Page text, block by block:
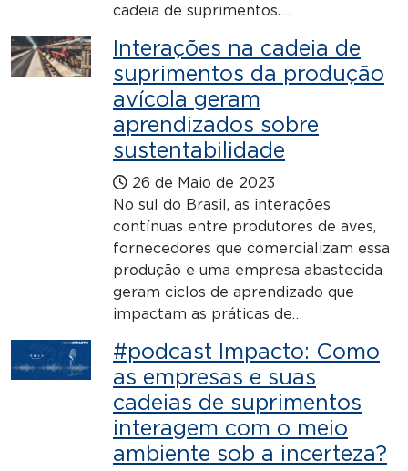
cadeia de suprimentos.…
Interações na cadeia de
suprimentos da produção
avícola geram
aprendizados sobre
sustentabilidade
26 de Maio de 2023
No sul do Brasil, as interações
contínuas entre produtores de aves,
fornecedores que comercializam essa
produção e uma empresa abastecida
geram ciclos de aprendizado que
impactam as práticas de…
#podcast Impacto: Como
as empresas e suas
cadeias de suprimentos
interagem com o meio
ambiente sob a incerteza?